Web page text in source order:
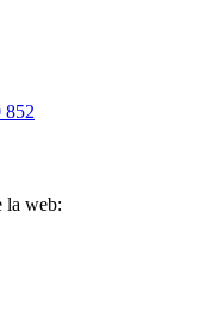
852
la web: